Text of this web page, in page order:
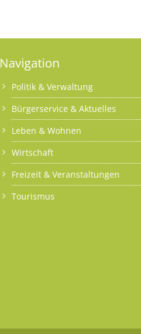
Navigation
Politik & Verwaltung
Bürgerservice & Aktuelles
Leben & Wohnen
Wirtschaft
Freizeit & Veranstaltungen
Tourismus